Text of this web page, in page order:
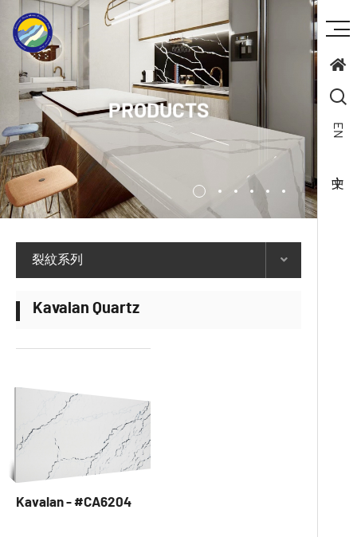
EN
PRODUCTS
裂紋系列
Kavalan Quartz
Kavalan - #CA6204